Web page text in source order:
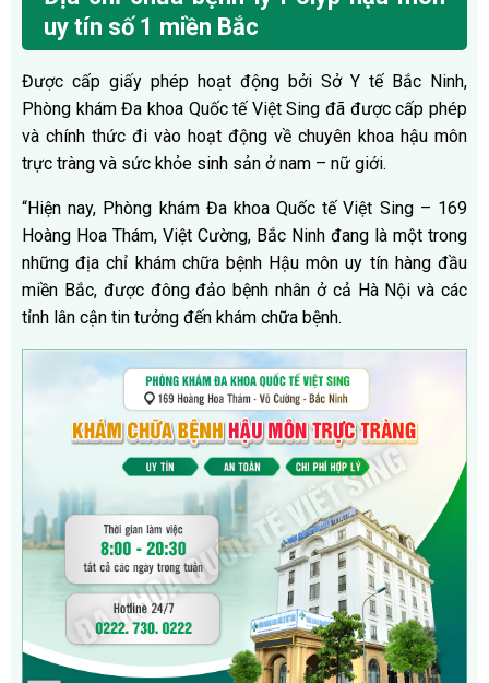
uy tín số 1 miền Bắc
Được cấp giấy phép hoạt động bởi Sở Y tế Bắc Ninh,
Phòng khám Đa khoa Quốc tế Việt Sing đã được cấp phép
và chính thức đi vào hoạt động về chuyên khoa hậu môn
trực tràng và sức khỏe sinh sản ở nam – nữ giới.
“Hiện nay, Phòng khám Đa khoa Quốc tế Việt Sing – 169
Hoàng Hoa Thám, Việt Cường, Bắc Ninh đang là một trong
những địa chỉ khám chữa bệnh Hậu môn uy tín hàng đầu
miền Bắc, được đông đảo bệnh nhân ở cả Hà Nội và các
tỉnh lân cận tin tưởng đến khám chữa bệnh.